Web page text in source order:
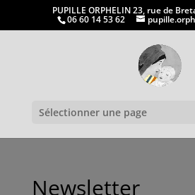
PUPILLE ORPHELIN 23, rue de
06 60 14 53 62
Sélectionner une page
Newsletter